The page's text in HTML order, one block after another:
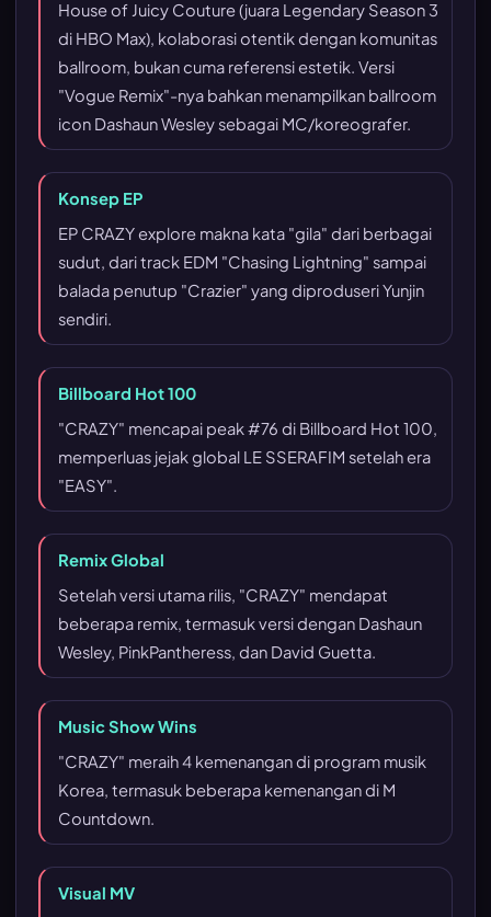
House of Juicy Couture (juara Legendary Season 3
di HBO Max), kolaborasi otentik dengan komunitas
ballroom, bukan cuma referensi estetik. Versi
"Vogue Remix"-nya bahkan menampilkan ballroom
icon Dashaun Wesley sebagai MC/koreografer.
Konsep EP
EP CRAZY explore makna kata "gila" dari berbagai
sudut, dari track EDM "Chasing Lightning" sampai
balada penutup "Crazier" yang diproduseri Yunjin
sendiri.
Billboard Hot 100
"CRAZY" mencapai peak #76 di Billboard Hot 100,
memperluas jejak global LE SSERAFIM setelah era
"EASY".
Remix Global
Setelah versi utama rilis, "CRAZY" mendapat
beberapa remix, termasuk versi dengan Dashaun
Wesley, PinkPantheress, dan David Guetta.
Music Show Wins
"CRAZY" meraih 4 kemenangan di program musik
Korea, termasuk beberapa kemenangan di M
Countdown.
Visual MV